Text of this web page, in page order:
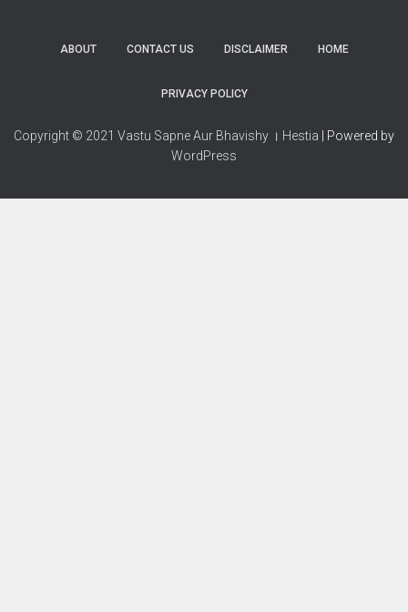
ABOUT CONTACT US DISCLAIMER HOME
PRIVACY POLICY
Copyright © 2021 Vastu Sapne Aur Bhavishy । Hestia | Powered by
WordPress